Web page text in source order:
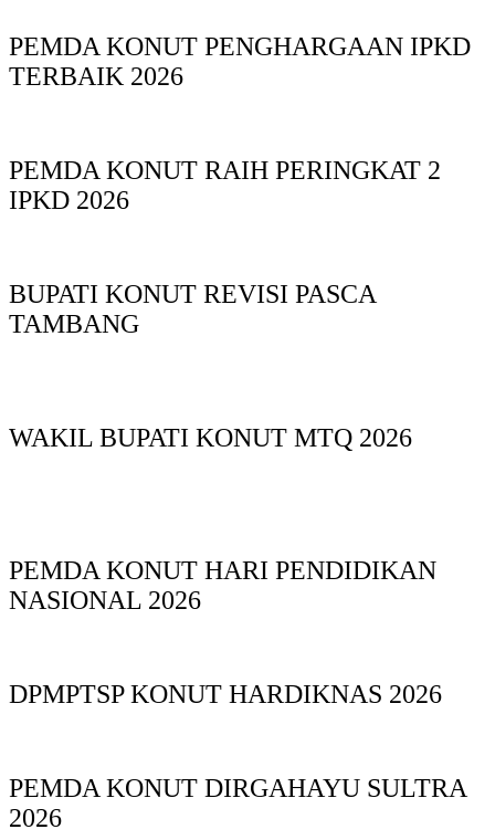
PEMDA KONUT PENGHARGAAN IPKD
TERBAIK 2026
PEMDA KONUT RAIH PERINGKAT 2
IPKD 2026
BUPATI KONUT REVISI PASCA
TAMBANG
WAKIL BUPATI KONUT MTQ 2026
PEMDA KONUT HARI PENDIDIKAN
NASIONAL 2026
DPMPTSP KONUT HARDIKNAS 2026
PEMDA KONUT DIRGAHAYU SULTRA
2026